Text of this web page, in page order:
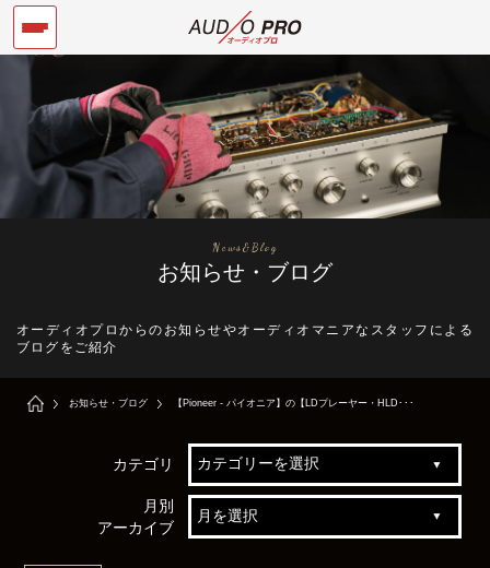
News&Blog
お知らせ・ブログ
オーディオプロからのお知らせやオーディオマニアなスタッフによる
ブログをご紹介
お知らせ・ブログ 【Pioneer - パイオニア】の【LDプレーヤー・HLD･･･
カテゴリ
月別
アーカイブ